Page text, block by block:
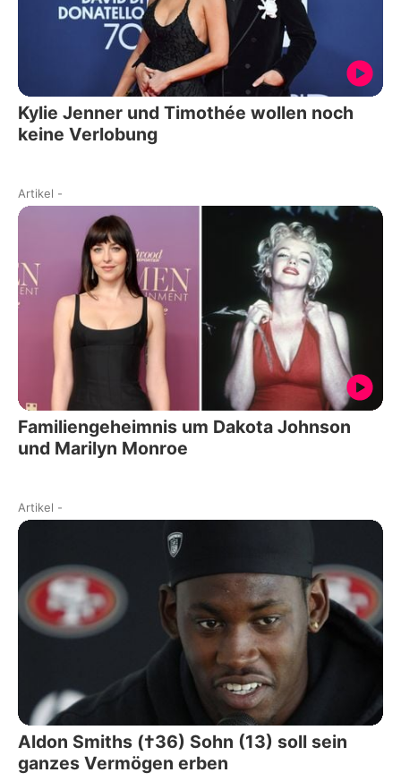
Kylie Jenner und Timothée wollen noch
keine Verlobung
Artikel -
Familiengeheimnis um Dakota Johnson
und Marilyn Monroe
Artikel -
Aldon Smiths (†36) Sohn (13) soll sein
ganzes Vermögen erben